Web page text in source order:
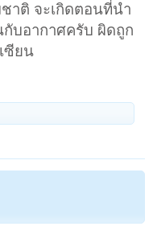
าติ จะเกิดตอนที่นำ
บอากาศครับ ผิดถูก
ซียน